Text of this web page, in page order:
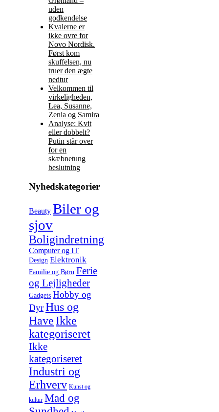
uden
godkendelse
Kvalerne er
ikke ovre for
Novo Nordisk.
Først kom
skuffelsen, nu
truer den ægte
nedtur
Velkommen til
virkeligheden,
Lea, Susanne,
Zenia og Samira
Analyse: Kvit
eller dobbelt?
Putin står over
for en
skæbnetung
beslutning
Nyhedskategorier
Beauty Biler og
sjov
Boligindretning
Computer og IT
Design Elektronik
Familie og Børn Ferie
og Lejligheder
Gadgets Hobby og
DyrHus og
Have Ikke
kategoriseret
Ikke
kategoriseret
Industri og
Erhverv Kunst og
kultur Mad og